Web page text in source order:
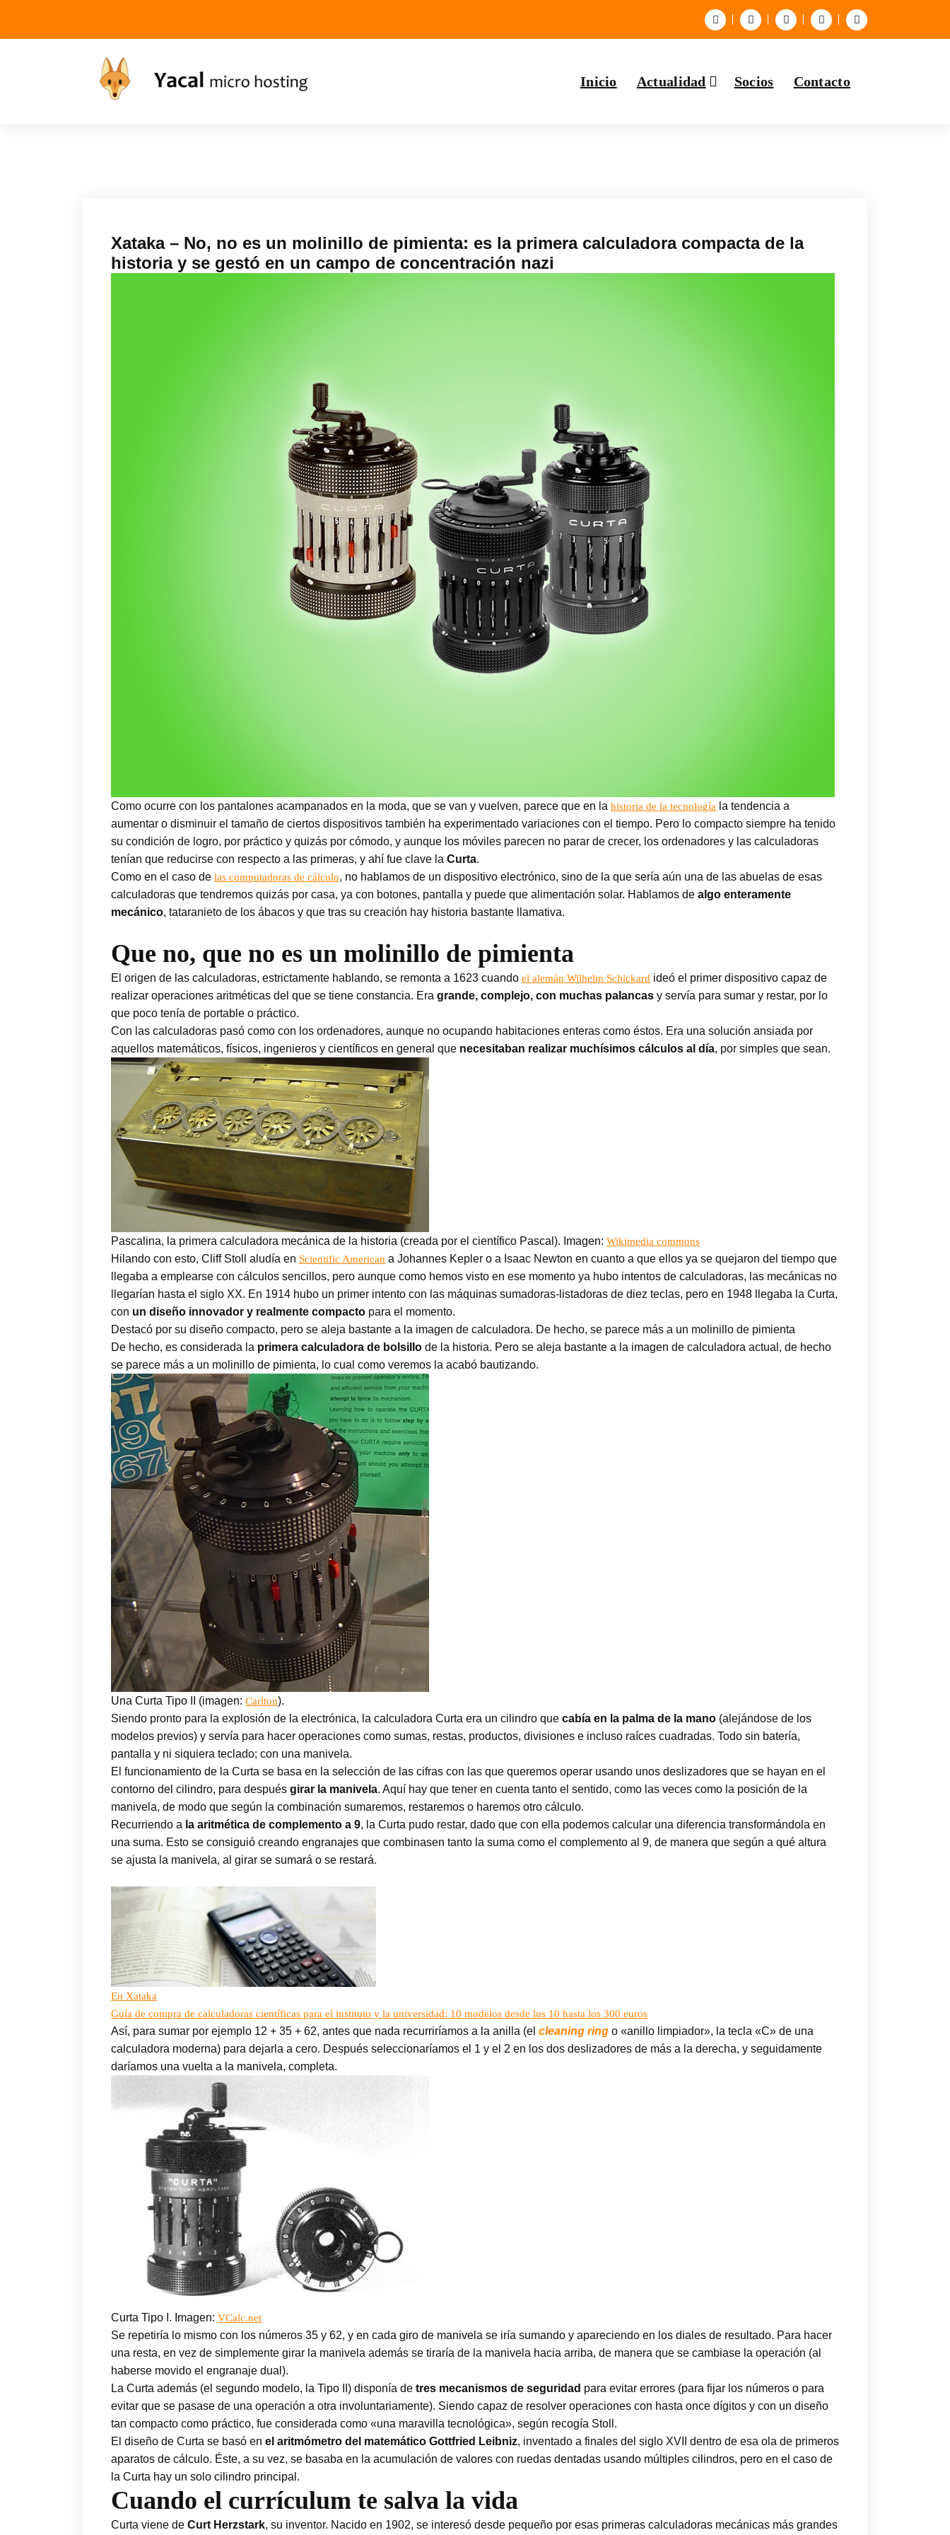
Inicio Actualidad Socios Contacto
Xataka – No, no es un molinillo de pimienta: es la primera calculadora compacta de la
historia y se gestó en un campo de concentración nazi
Como ocurre con los pantalones acampanados en la moda, que se van y vuelven, parece que en la historia de la tecnología la tendencia a
aumentar o disminuir el tamaño de ciertos dispositivos también ha experimentado variaciones con el tiempo. Pero lo compacto siempre ha tenido
su condición de logro, por práctico y quizás por cómodo, y aunque los móviles parecen no parar de crecer, los ordenadores y las calculadoras
tenían que reducirse con respecto a las primeras, y ahí fue clave la Curta.
Como en el caso de las computadoras de cálculo, no hablamos de un dispositivo electrónico, sino de la que sería aún una de las abuelas de esas
calculadoras que tendremos quizás por casa, ya con botones, pantalla y puede que alimentación solar. Hablamos de algo enteramente
mecánico, tataranieto de los ábacos y que tras su creación hay historia bastante llamativa.
Que no, que no es un molinillo de pimienta
El origen de las calculadoras, estrictamente hablando, se remonta a 1623 cuando el alemán Wilhelm Schickard ideó el primer dispositivo capaz de
realizar operaciones aritméticas del que se tiene constancia. Era grande, complejo, con muchas palancas y servía para sumar y restar, por lo
que poco tenía de portable o práctico.
Con las calculadoras pasó como con los ordenadores, aunque no ocupando habitaciones enteras como éstos. Era una solución ansiada por
aquellos matemáticos, físicos, ingenieros y científicos en general que necesitaban realizar muchísimos cálculos al día, por simples que sean.
Pascalina, la primera calculadora mecánica de la historia (creada por el científico Pascal). Imagen: Wikimedia commons
Hilando con esto, Cliff Stoll aludía en Scientific American a Johannes Kepler o a Isaac Newton en cuanto a que ellos ya se quejaron del tiempo que
llegaba a emplearse con cálculos sencillos, pero aunque como hemos visto en ese momento ya hubo intentos de calculadoras, las mecánicas no
llegarían hasta el siglo XX. En 1914 hubo un primer intento con las máquinas sumadoras-listadoras de diez teclas, pero en 1948 llegaba la Curta,
con un diseño innovador y realmente compacto para el momento.
Destacó por su diseño compacto, pero se aleja bastante a la imagen de calculadora. De hecho, se parece más a un molinillo de pimienta
De hecho, es considerada la primera calculadora de bolsillo de la historia. Pero se aleja bastante a la imagen de calculadora actual, de hecho
se parece más a un molinillo de pimienta, lo cual como veremos la acabó bautizando.
Una Curta Tipo II (imagen: Carlton).
Siendo pronto para la explosión de la electrónica, la calculadora Curta era un cilindro que cabía en la palma de la mano (alejándose de los
modelos previos) y servía para hacer operaciones como sumas, restas, productos, divisiones e incluso raíces cuadradas. Todo sin batería,
pantalla y ni siquiera teclado; con una manivela.
El funcionamiento de la Curta se basa en la selección de las cifras con las que queremos operar usando unos deslizadores que se hayan en el
contorno del cilindro, para después girar la manivela. Aquí hay que tener en cuenta tanto el sentido, como las veces como la posición de la
manivela, de modo que según la combinación sumaremos, restaremos o haremos otro cálculo.
Recurriendo a la aritmética de complemento a 9, la Curta pudo restar, dado que con ella podemos calcular una diferencia transformándola en
una suma. Esto se consiguió creando engranajes que combinasen tanto la suma como el complemento al 9, de manera que según a qué altura
se ajusta la manivela, al girar se sumará o se restará.
En Xataka
Guía de compra de calculadoras científicas para el instituto y la universidad: 10 modelos desde los 10 hasta los 300 euros
Así, para sumar por ejemplo 12 + 35 + 62, antes que nada recurriríamos a la anilla (el cleaning ring o «anillo limpiador», la tecla «C» de una
calculadora moderna) para dejarla a cero. Después seleccionaríamos el 1 y el 2 en los dos deslizadores de más a la derecha, y seguidamente
daríamos una vuelta a la manivela, completa.
Curta Tipo I. Imagen: VCalc.net
Se repetiría lo mismo con los números 35 y 62, y en cada giro de manivela se iría sumando y apareciendo en los diales de resultado. Para hacer
una resta, en vez de simplemente girar la manivela además se tiraría de la manivela hacia arriba, de manera que se cambiase la operación (al
haberse movido el engranaje dual).
La Curta además (el segundo modelo, la Tipo II) disponía de tres mecanismos de seguridad para evitar errores (para fijar los números o para
evitar que se pasase de una operación a otra involuntariamente). Siendo capaz de resolver operaciones con hasta once dígitos y con un diseño
tan compacto como práctico, fue considerada como «una maravilla tecnológica», según recogía Stoll.
El diseño de Curta se basó en el aritmómetro del matemático Gottfried Leibniz, inventado a finales del siglo XVII dentro de esa ola de primeros
aparatos de cálculo. Éste, a su vez, se basaba en la acumulación de valores con ruedas dentadas usando múltiples cilindros, pero en el caso de
la Curta hay un solo cilindro principal.
Cuando el currículum te salva la vida
Curta viene de Curt Herzstark, su inventor. Nacido en 1902, se interesó desde pequeño por esas primeras calculadoras mecánicas más grandes